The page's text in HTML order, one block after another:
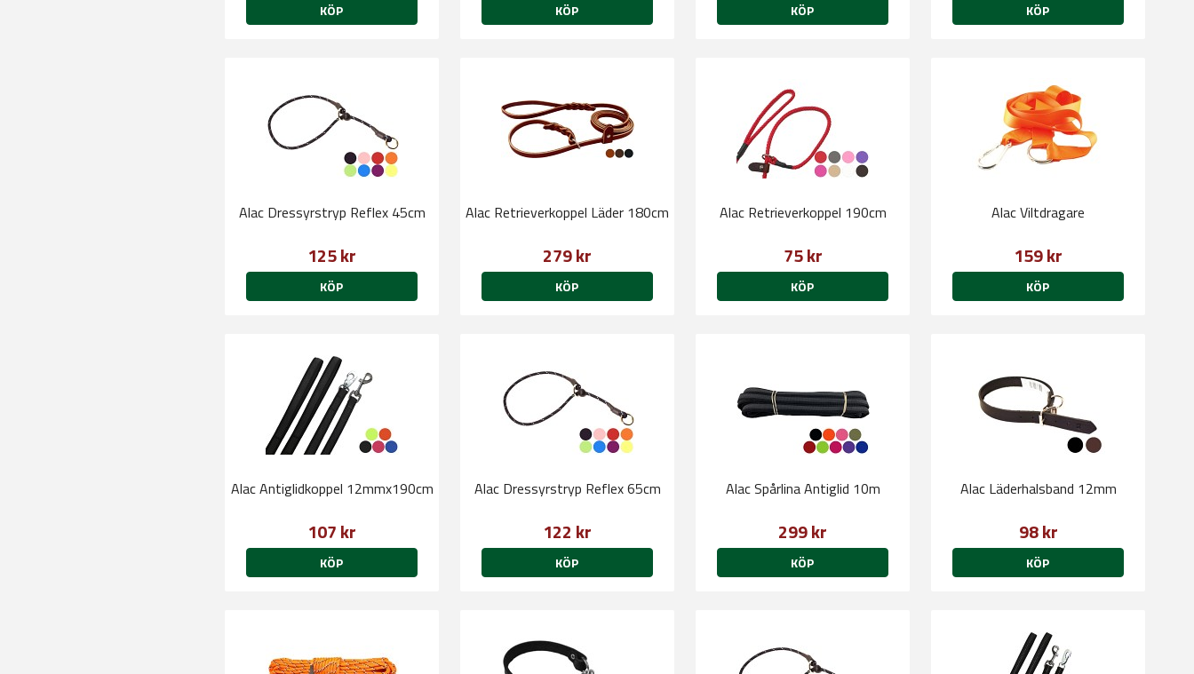
KÖP KÖP KÖP KÖP
Alac Dressyrstryp Reflex 45cm
125 kr
KÖP
Alac Retrieverkoppel Läder 180cm
279 kr
KÖP
Alac Retrieverkoppel 190cm
75 kr
KÖP
Alac Viltdragare
159 kr
KÖP
Alac Antiglidkoppel 12mmx190cm
107 kr
KÖP
Alac Dressyrstryp Reflex 65cm
122 kr
KÖP
Alac Spårlina Antiglid 10m
299 kr
KÖP
Alac Läderhalsband 12mm
98 kr
KÖP